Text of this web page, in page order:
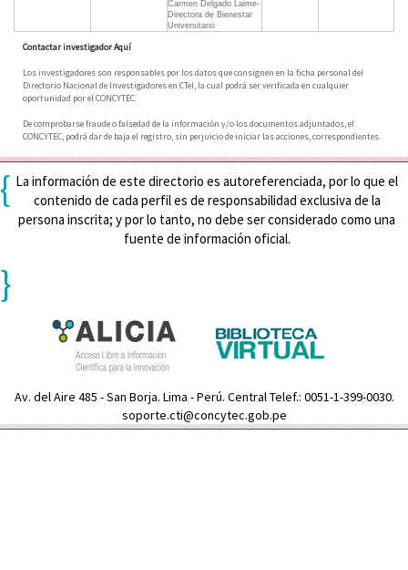
Carmen Delgado Laime-
Directora de Bienestar
Universitario
Contactar investigador Aquí
Los investigadores son responsables por los datos que consignen en la ficha personal del
Directorio Nacional de Investigadores en CTeI, la cual podrá ser verificada en cualquier
oportunidad por el CONCYTEC.
De comprobarse fraude o falsedad de la información y/o los documentos adjuntados, el
CONCYTEC, podrá dar de baja el registro, sin perjuicio de iniciar las acciones, correspondientes.
{ La información de este directorio es autoreferenciada, por lo que el
contenido de cada perfil es de responsabilidad exclusiva de la
persona inscrita; y por lo tanto, no debe ser considerado como una
fuente de información oficial.
}
Av. del Aire 485 - San Borja. Lima - Perú. Central Telef.: 0051-1-399-0030.
soporte.cti@concytec.gob.pe